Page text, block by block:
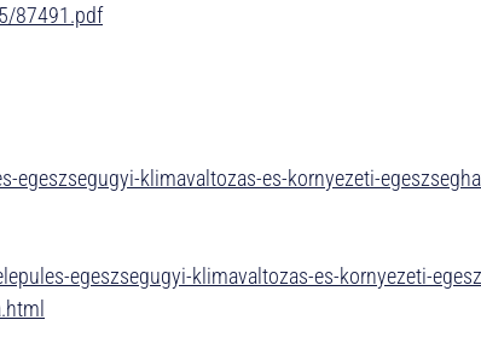
87491.pdf
klimavaltozas-es-kornyezeti-
egeszsegugyi-klimavaltozas-es-kornyezeti-